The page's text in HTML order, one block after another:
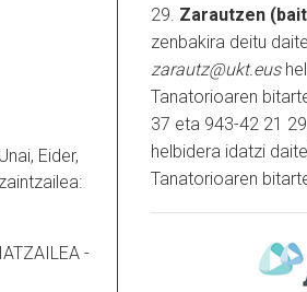
Eider,
-
29. Zarautzen
zenbakira deitu
zarautz@ukt.eus
Tanatorioaren
37 eta 943-42 21
helbidera idatzi
Tanatorioaren